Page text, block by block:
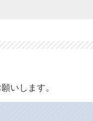
いします。